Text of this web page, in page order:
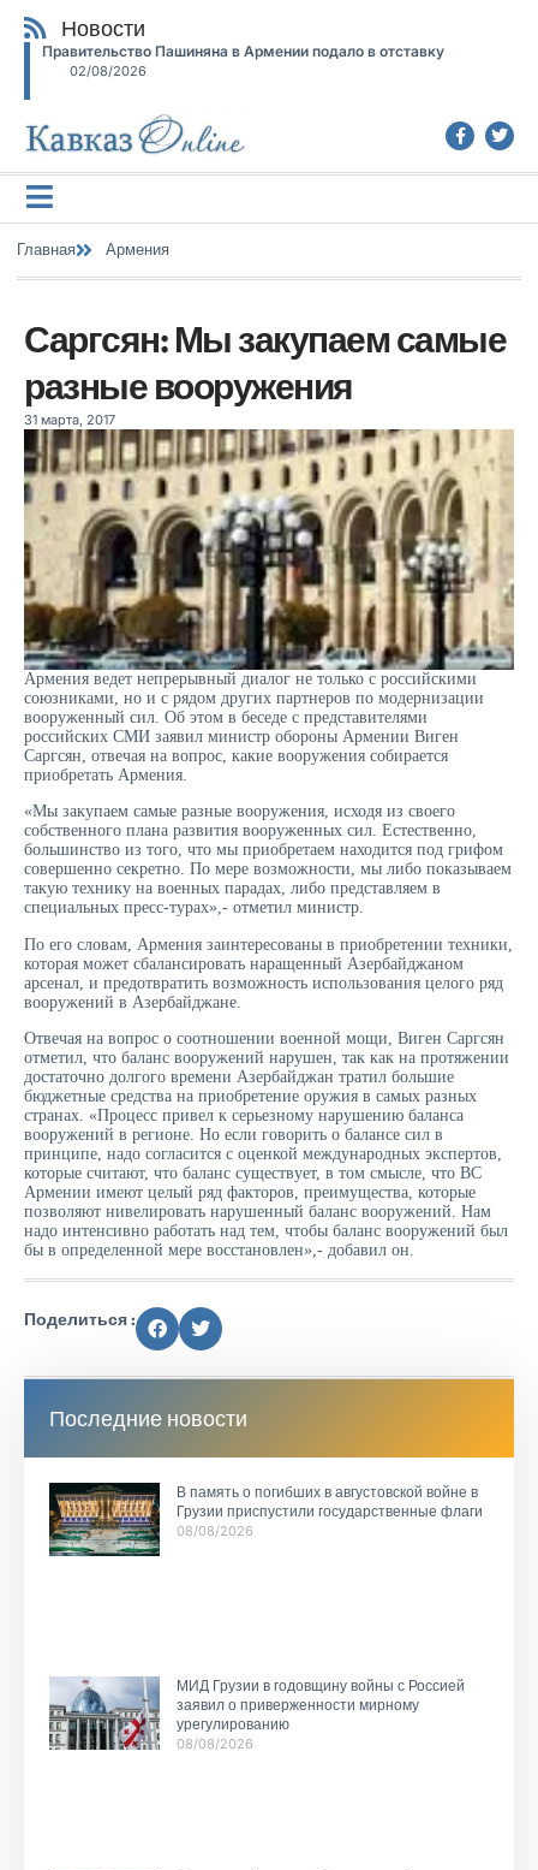
Новости
Правительство Пашиняна в Армении подало в отставку
02/08/2026
Главная Армения
Саргсян: Мы закупаем самые
разные вооружения
31 марта, 2017
Армения ведет непрерывный диалог не только с российскими
союзниками, но и с рядом других партнеров по модернизации
вооруженный сил. Об этом в беседе с представителями
российских СМИ заявил министр обороны Армении Виген
Саргсян, отвечая на вопрос, какие вооружения собирается
приобретать Армения.
«Мы закупаем самые разные вооружения, исходя из своего
собственного плана развития вооруженных сил. Естественно,
большинство из того, что мы приобретаем находится под грифом
совершенно секретно. По мере возможности, мы либо показываем
такую технику на военных парадах, либо представляем в
специальных пресс-турах»,- отметил министр.
По его словам, Армения заинтересованы в приобретении техники,
которая может сбалансировать наращенный Азербайджаном
арсенал, и предотвратить возможность использования целого ряд
вооружений в Азербайджане.
Отвечая на вопрос о соотношении военной мощи, Виген Саргсян
отметил, что баланс вооружений нарушен, так как на протяжении
достаточно долгого времени Азербайджан тратил большие
бюджетные средства на приобретение оружия в самых разных
странах. «Процесс привел к серьезному нарушению баланса
вооружений в регионе. Но если говорить о балансе сил в
принципе, надо согласится с оценкой международных экспертов,
которые считают, что баланс существует, в том смысле, что ВС
Армении имеют целый ряд факторов, преимущества, которые
позволяют нивелировать нарушенный баланс вооружений. Нам
надо интенсивно работать над тем, чтобы баланс вооружений был
бы в определенной мере восстановлен»,- добавил он.
Поделиться :
Последние новости
В память о погибших в августовской войне в
Грузии приспустили государственные флаги
08/08/2026
МИД Грузии в годовщину войны с Россией
заявил о приверженности мирному
урегулированию
08/08/2026